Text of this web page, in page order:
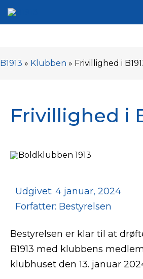
B1913 » Klubben » Frivillighed i
Frivillighed i
Udgivet: 4 januar, 2024
Forfatter: Bestyrelsen
Bestyrelsen er klar til at
B1913 med klubbens
klubhuset den 13. januar